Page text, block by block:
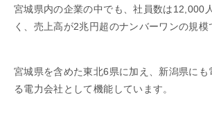
宮城県内の企業の中でも、社員数は12,000
く、売上高が2兆円超のナンバーワンの規模
宮城県を含めた東北6県に加え、新潟県にも
る電力会社として機能しています。